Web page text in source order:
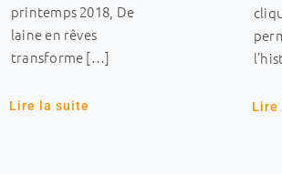
printemps 2018, De
laine en rêves
transforme […]
Lire la suite Lire